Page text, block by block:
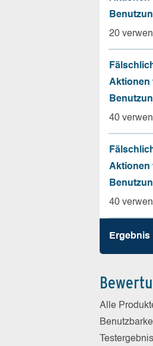
20
Aktionen
40
Aktionen
40
Alle